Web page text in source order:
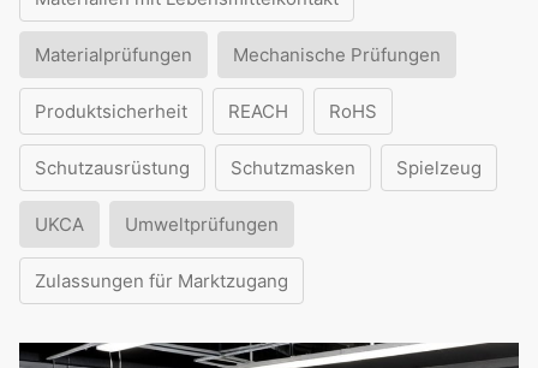
Materialprüfungen Mechanische Prüfungen
Produktsicherheit REACH RoHS
Schutzausrüstung Schutzmasken Spielzeug
UKCA Umweltprüfungen
Zulassungen für Marktzugang